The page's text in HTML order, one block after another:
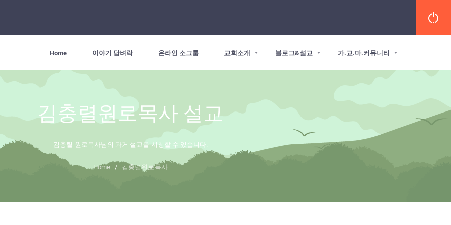
Home 이야기 담벼락 온라인 소그룹 교회소개 블로그&설교 가.교.마.커뮤니티
김충렬원로목사 설교
김충렬 원로목사님의 과거 설교를 시청할 수 있습니다.
Home / 김충렬원로목사